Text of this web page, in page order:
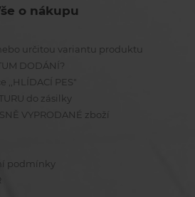
o nákupu
určitou variantu produktu
DODÁNÍ?
,,HLÍDACÍ PES"
do zásilky
VYPRODANÉ zboží
podmínky